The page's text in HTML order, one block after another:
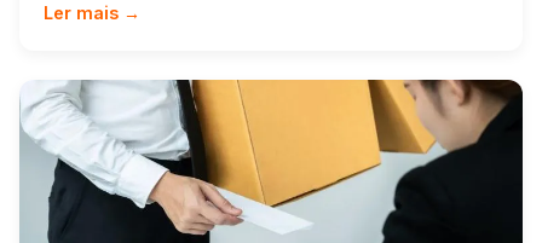
Ler mais →